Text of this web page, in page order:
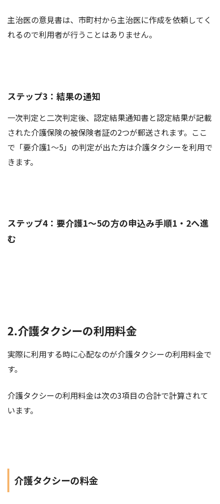
主治医の意見書は、市町村から主治医に作成を依頼してく
れるので利用者が行うことはありません。
ステップ3：結果の通知
一次判定と二次判定後、認定結果通知書と認定結果が記載
された介護保険の被保険者証の2つが郵送されます。ここ
で「要介護1～5」の判定が出た方は介護タクシーを利用で
きます。
ステップ4：要介護1～5の方の申込み手順1・2へ進
む
2.介護タクシーの利用料金
実際に利用する時に心配なのが介護タクシーの利用料金で
す。
介護タクシーの利用料金は次の3項目の合計で計算されて
います。
介護タクシーの料金